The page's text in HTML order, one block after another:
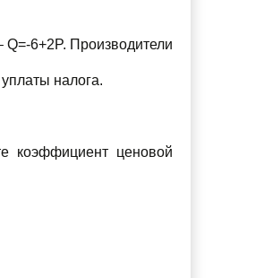
6+2P. Производители
налога.
коэффициент ценовой